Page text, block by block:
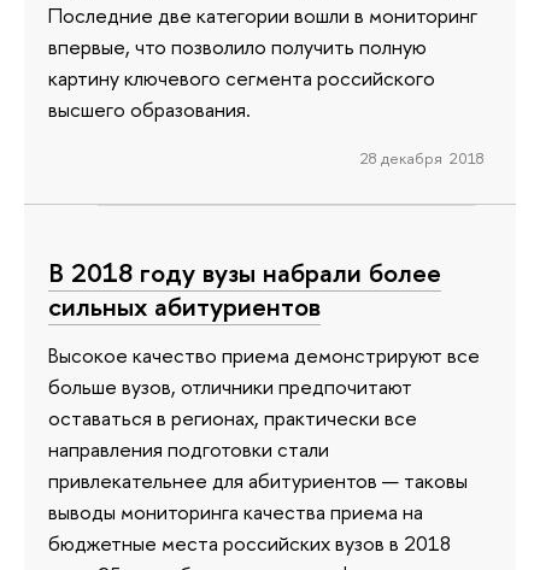
Последние две категории вошли в мониторинг
впервые, что позволило получить полную
картину ключевого сегмента российского
высшего образования.
28 декабря 2018
В 2018 году вузы набрали более
сильных абитуриентов
Высокое качество приема демонстрируют все
больше вузов, отличники предпочитают
оставаться в регионах, практически все
направления подготовки стали
привлекательнее для абитуриентов — таковы
выводы мониторинга качества приема на
бюджетные места российских вузов в 2018